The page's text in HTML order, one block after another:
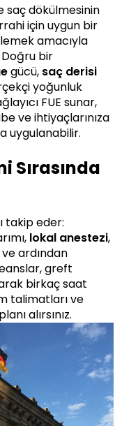
saç dökülmesinin
için uygun bir
amacıyla
Doğru bir
gücü, saç derisi
yoğunluk
FUE sunar,
ve ihtiyaçlarınıza
uygulanabilir.
Sırasında
takip eder:
lokal anestezi,
ardından
greft
birkaç saat
talimatları ve
alırsınız.